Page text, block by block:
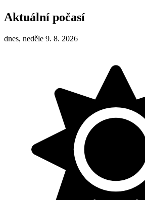
Aktuální počasí
dnes, neděle 9. 8. 2026